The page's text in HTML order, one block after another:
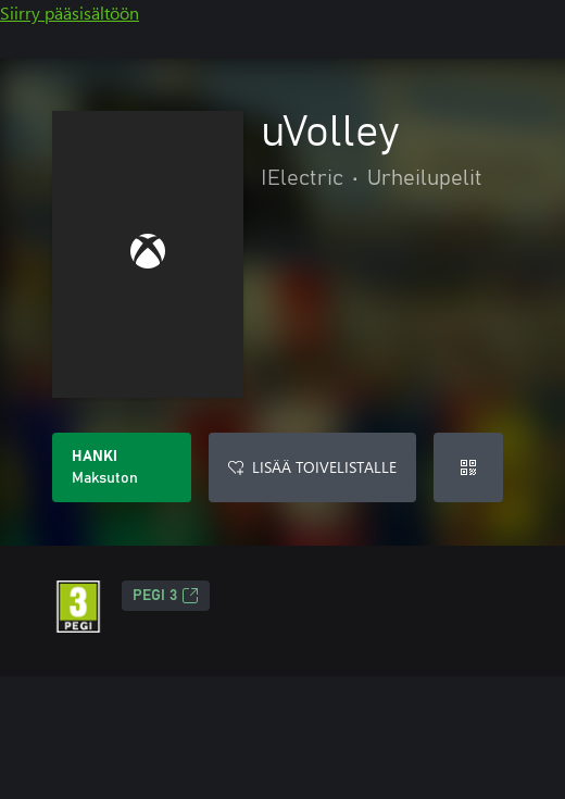
Siirry pääsisältöön
uVolley
IElectric • Urheilupelit
HANKI
Maksuton
LISÄÄ TOIVELISTALLE
PEGI 3